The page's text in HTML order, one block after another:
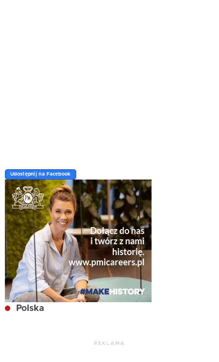
Udostępnij na Facebook
Polska
REKLAMA